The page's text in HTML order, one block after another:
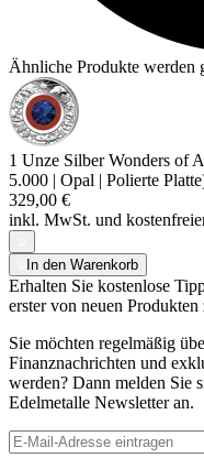
Ähnliche Produkte werden
1 Unze Silber Wonders of
5.000 | Opal | Polierte
329,00 €
inkl. MwSt. und
In den Warenkorb
Erhalten Sie kostenlose
erster von neuen Produkten
Sie möchten regelmäßig
Finanznachrichten und
werden? Dann melden Sie
Edelmetalle Newsletter an.